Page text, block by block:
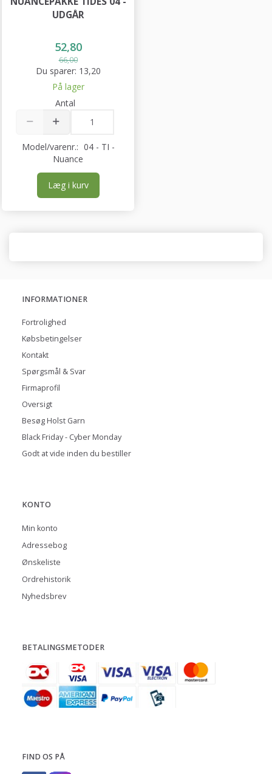
UDGÅR
52,80
66,00
Du sparer: 13,20
På lager
Antal
Model/varenr.: 04 - TI -
Nuance
Læg i kurv
INFORMATIONER
Fortrolighed
Købsbetingelser
Kontakt
Spørgsmål & Svar
Firmaprofil
Oversigt
Besøg Holst Garn
Black Friday - Cyber Monday
Godt at vide inden du bestiller
KONTO
Min konto
Adressebog
Ønskeliste
Ordrehistorik
Nyhedsbrev
BETALINGSMETODER
FIND OS PÅ